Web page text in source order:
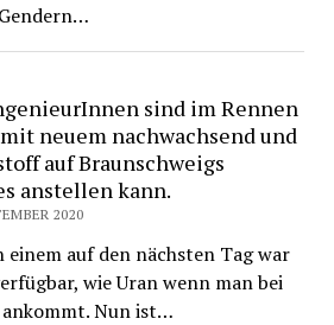
sind im Rennen
neuem nachwachsend und
auf Braunschweigs
anstellen kann.
2020
einem auf den nächsten Tag war
wie Uran wenn man bei
Nun ist…